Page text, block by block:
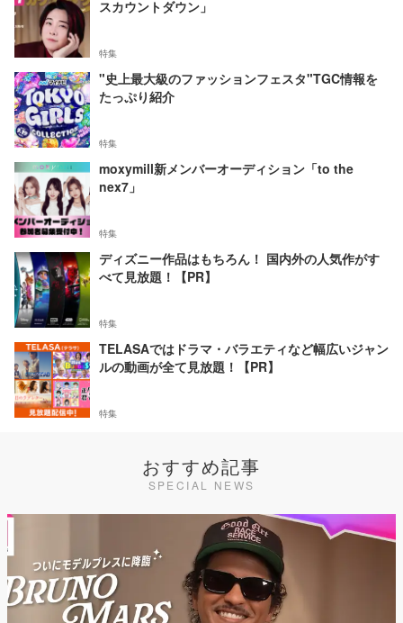
スカウントダウン」
特集
"史上最大級のファッションフェスタ"TGC情報を
たっぷり紹介
特集
moxymill新メンバーオーディション「to the
nex7」
特集
ディズニー作品はもちろん！ 国内外の人気作がす
べて見放題！【PR】
特集
TELASAではドラマ・バラエティなど幅広いジャン
ルの動画が全て見放題！【PR】
特集
おすすめ記事
SPECIAL NEWS